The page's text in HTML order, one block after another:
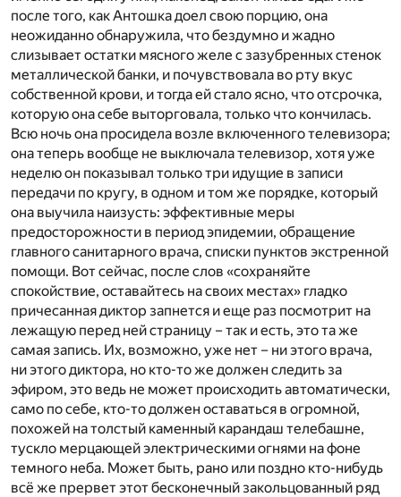
после того, как Антошка доел свою порцию, она
неожиданно обнаружила, что бездумно и жадно
слизывает остатки мясного желе с зазубренных стенок
металлической банки, и почувствовала во рту вкус
собственной крови, и тогда ей стало ясно, что отсрочка,
которую она себе выторговала, только что кончилась.
Всю ночь она просидела возле включенного телевизора;
она теперь вообще не выключала телевизор, хотя уже
неделю он показывал только три идущие в записи
передачи по кругу, в одном и том же порядке, который
она выучила наизусть: эффективные меры
предосторожности в период эпидемии, обращение
главного санитарного врача, списки пунктов экстренной
помощи. Вот сейчас, после слов «сохраняйте
спокойствие, оставайтесь на своих местах» гладко
причесанная диктор запнется и еще раз посмотрит на
лежащую перед ней страницу – так и есть, это та же
самая запись. Их, возможно, уже нет – ни этого врача,
ни этого диктора, но кто-то же должен следить за
эфиром, это ведь не может происходить автоматически,
само по себе, кто-то должен оставаться в огромной,
похожей на толстый каменный карандаш телебашне,
тускло мерцающей электрическими огнями на фоне
темного неба. Может быть, рано или поздно кто-нибудь
всё же прервет этот бесконечный закольцованный ряд